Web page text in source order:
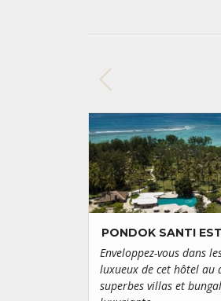
PONDOK SANTI
Enveloppez-vous dans
luxueux de cet hôtel
superbes villas et